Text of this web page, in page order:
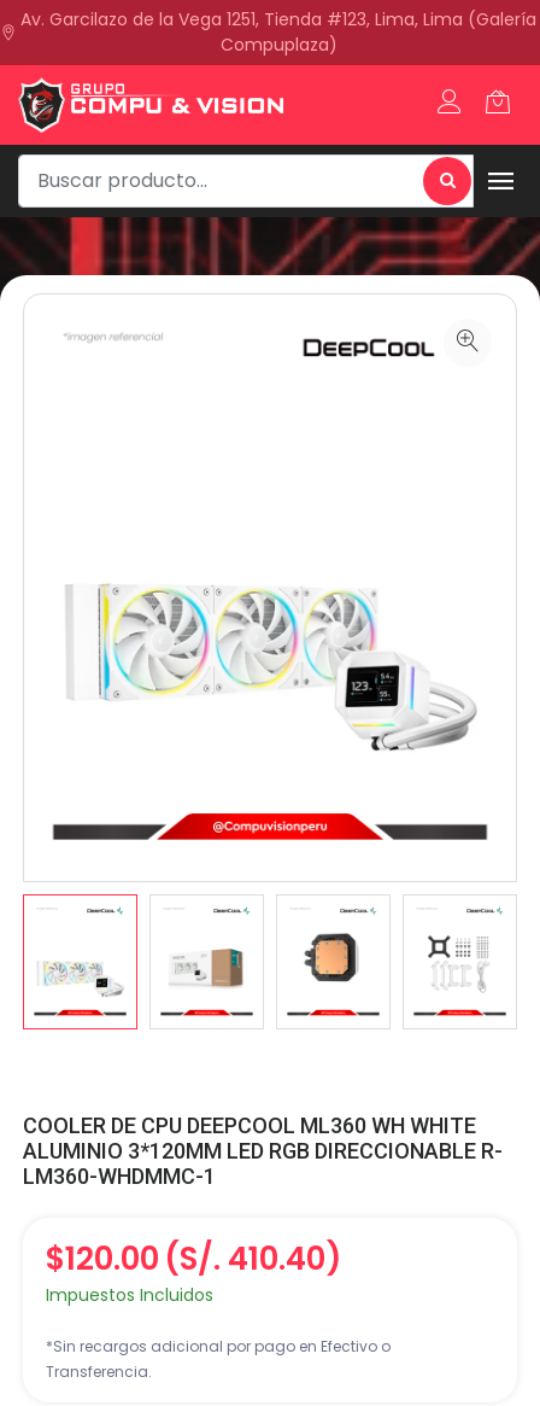
Av. Garcilazo de la Vega 1251, Tienda #123, Lima, Lima (Galería
Compuplaza)
COOLER DE CPU DEEPCOOL ML360 WH WHITE
ALUMINIO 3*120MM LED RGB DIRECCIONABLE R-
LM360-WHDMMC-1
$120.00 (S/. 410.40)
Impuestos Incluidos
*Sin recargos adicional por pago en Efectivo o
Transferencia.